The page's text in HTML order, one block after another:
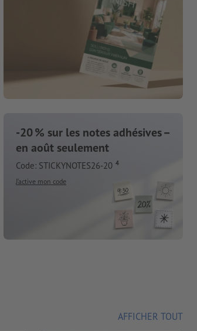
-20 % sur les notes adhésives –
en août seulement
Code: STICKYNOTES26-20 4
J’active mon code
AFFICHER TOUT